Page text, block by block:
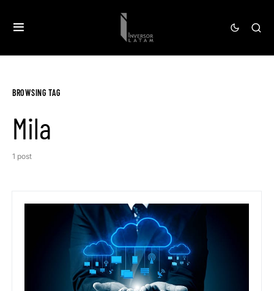
BROWSING TAG
Mila
1 post